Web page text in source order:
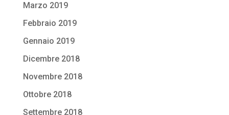
Marzo 2019
Febbraio 2019
Gennaio 2019
Dicembre 2018
Novembre 2018
Ottobre 2018
Settembre 2018